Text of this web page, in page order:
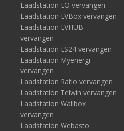
Laadstation EO vervangen
Laadstation EVBox vervangen
Laadstation EVHUB
vervangen
Laadstation LS24 vervangen
Laadstation Myenergi
vervangen
Laadstation Ratio vervangen
Laadstation Telwin vervangen
Laadstation Wallbox
vervangen
Laadstation Webasto